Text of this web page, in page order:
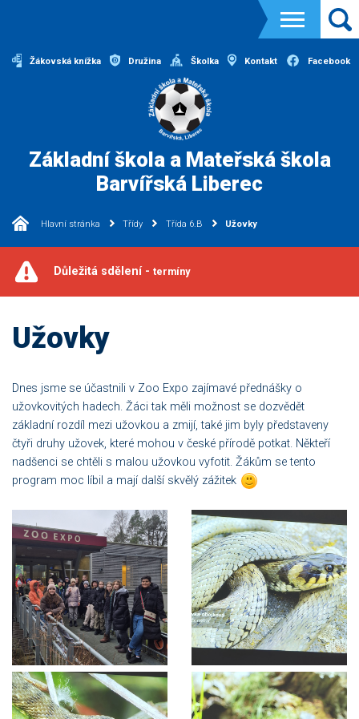
Žákovská knížka Družina Školka Kontakt Facebook
Základní škola a Mateřská škola
Barvířská Liberec
Hlavní stránka Třídy Třída 6.B Užovky
Důležitá sdělení - termíny
Užovky
Dnes jsme se účastnili v Zoo Expo zajímavé přednášky o
užovkovitých hadech. Žáci tak měli možnost se dozvědět
základní rozdíl mezi užovkou a zmijí, také jim byly představeny
čtyři druhy užovek, které mohou v české přírodě potkat. Někteří
nadšenci se chtěli s malou užovkou vyfotit. Žákům se tento
program moc líbil a mají další skvělý zážitek